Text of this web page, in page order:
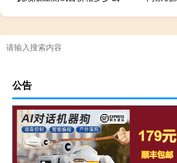
公告